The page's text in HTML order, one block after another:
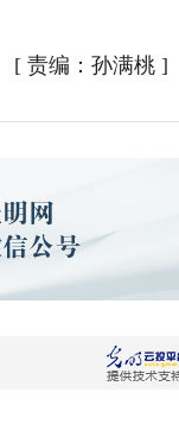
[ 责编：孙满桃 ]